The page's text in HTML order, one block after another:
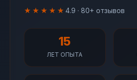
★★★★★ 4.9 · 80+ отзывов
15
ЛЕТ ОПЫТА